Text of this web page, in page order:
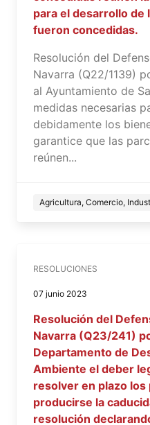
para el desarrollo de
fueron concedidas.
Resolución del
Navarra (Q22/1139)
al Ayuntamiento de
medidas necesarias
debidamente los
garantice que las
reúnen...
Agricultura, Comercio,
RESOLUCIONES
07 junio 2023
Resolución del
Navarra (Q23/241)
Departamento de
Ambiente el deber
resolver en plazo
producirse la
resolución